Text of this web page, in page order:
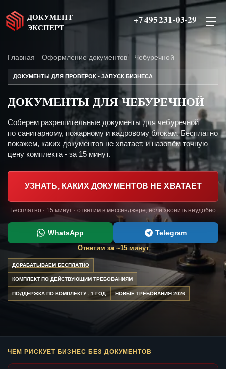
ДОКУМЕНТ
ЭКСПЕРТ
+7 495 231-03-29
Главная Оформление документов Чебуречной
ДОКУМЕНТЫ ДЛЯ ПРОВЕРОК • ЗАПУСК БИЗНЕСА
ДОКУМЕНТЫ ДЛЯ ЧЕБУРЕЧНОЙ
Соберем разрешительные документы для чебуречной
по санитарному, пожарному и кадровому блокам. Бесплатно
покажем, каких документов не хватает, и назовём точную
цену комплекта - за 15 минут.
УЗНАТЬ, КАКИХ ДОКУМЕНТОВ НЕ ХВАТАЕТ
Бесплатно · 15 минут · ответим в мессенджере, если звонить неудобно
WhatsApp Telegram
Ответим за ~15 минут
ДОРАБАТЫВАЕМ БЕСПЛАТНО
КОМПЛЕКТ ПО ДЕЙСТВУЮЩИМ ТРЕБОВАНИЯМ
ПОДДЕРЖКА ПО КОМПЛЕКТУ - 1 ГОД НОВЫЕ ТРЕБОВАНИЯ 2026
ЧЕМ РИСКУЕТ БИЗНЕС БЕЗ ДОКУМЕНТОВ